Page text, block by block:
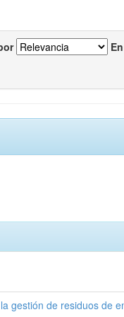
gestión de residuos de